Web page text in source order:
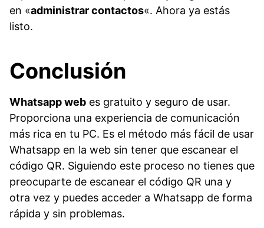
en «administrar contactos«. Ahora ya estás
listo.
Conclusión
Whatsapp web es gratuito y seguro de usar.
Proporciona una experiencia de comunicación
más rica en tu PC. Es el método más fácil de usar
Whatsapp en la web sin tener que escanear el
código QR. Siguiendo este proceso no tienes que
preocuparte de escanear el código QR una y
otra vez y puedes acceder a Whatsapp de forma
rápida y sin problemas.